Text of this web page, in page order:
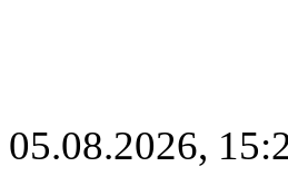
05.08.2026,